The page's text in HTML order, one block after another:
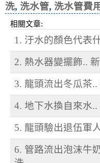
洗, 洗水管, 洗水管費
相關文章:
1. 汙水的顏色代表
2. 熱水器變擺飾..
3. 龍頭流出冬瓜茶
4. 地下水換自來水
5. 龍頭驗出退伍軍
6. 管路流出泡沫牛